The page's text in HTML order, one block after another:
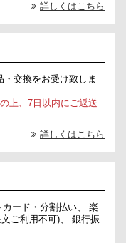
詳しくはこちら
交換をお受け致しま
上、7日以内にご返送
詳しくはこちら
ード・分割払い、 楽
ご利用不可)、 銀行振